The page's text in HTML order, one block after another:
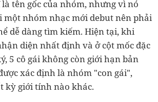
tên gốc của nhóm, nhưng vì nó
một nhóm nhạc mới debut nên phải
dễ dàng tìm kiếm. Hiện tại, khi
diện nhất định và ở cột mốc đặc
5 cô gái không còn giới hạn bản
xác định là nhóm "con gái",
kỳ giới tính nào khác.